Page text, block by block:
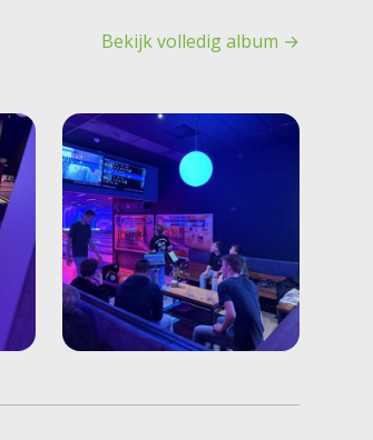
Bekijk volledig album →